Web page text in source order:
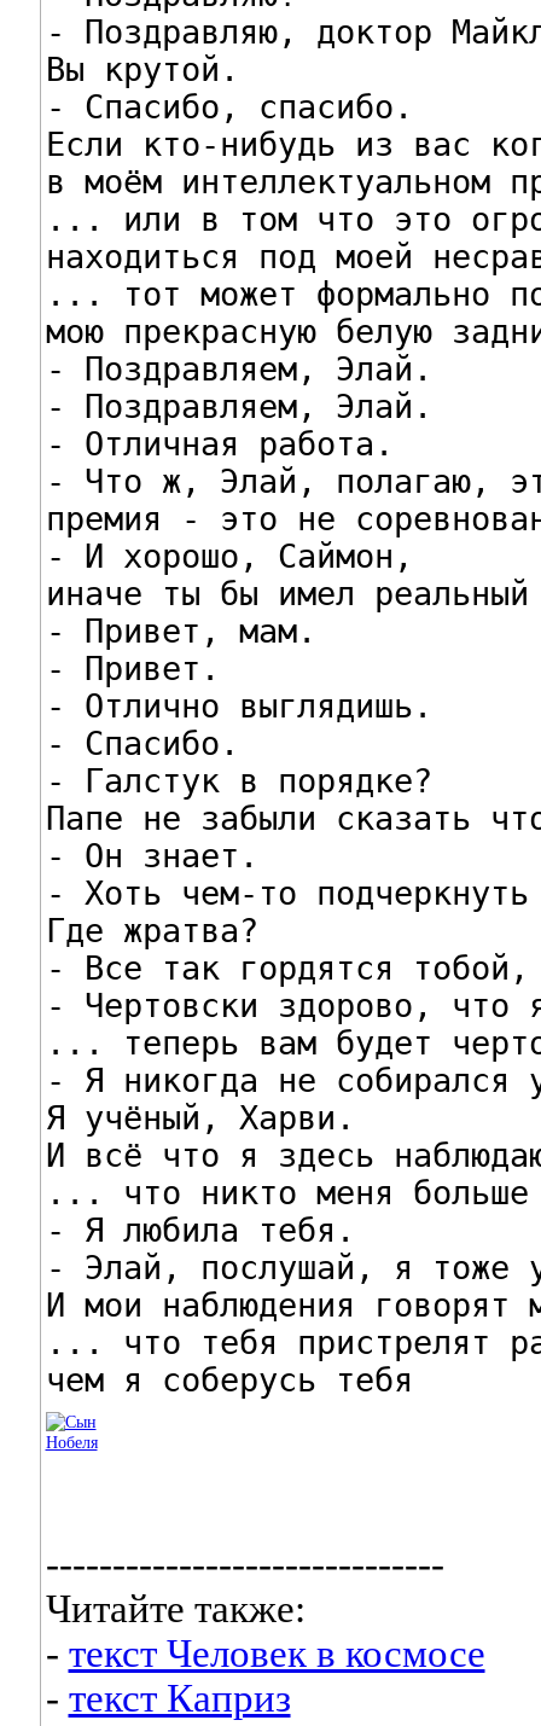
- Поздравляю, доктор
Вы крутой.
- Спасибо, спасибо.
Если кто-нибудь из вас
в моём интеллектуальном
... или в том что это
находиться под моей
... тот может формально
мою прекрасную белую
- Поздравляем, Элай.
- Поздравляем, Элай.
- Отличная работа.
- Что ж, Элай, полагаю,
премия - это не
- И хорошо, Саймон,
иначе ты бы имел
- Привет, мам.
- Привет.
- Отлично выглядишь.
- Спасибо.
- Галстук в порядке?
Папе не забыли сказать
- Он знает.
- Хоть чем-то
Где жратва?
- Все так гордятся
- Чертовски здорово,
... теперь вам будет
- Я никогда не собирался
Я учёный, Харви.
И всё что я здесь
... что никто меня
- Я любила тебя.
- Элай, послушай, я тоже
И мои наблюдения
... что тебя пристрелят
чем я соберусь тебя
------------------------------
Читайте также:
- текст Человек в космосе
- текст Каприз